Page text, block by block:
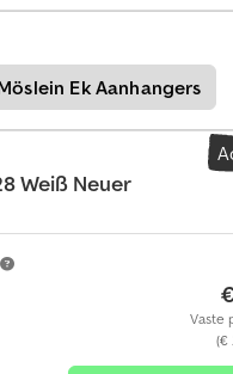
sponningen,
ook leverbaar met
Ek Aanhangers
Weiß Neuer
Vaste
(€